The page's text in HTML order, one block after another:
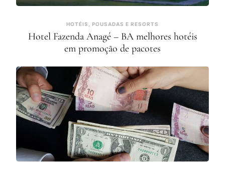
HOTÉIS, POUSADAS E RESORTS
Hotel Fazenda Anagé – BA melhores hotéis
em promoção de pacotes